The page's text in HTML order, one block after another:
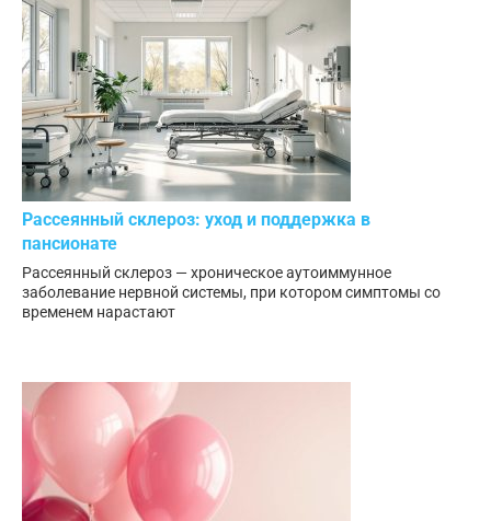
Рассеянный склероз: уход и поддержка в
пансионате
Рассеянный склероз — хроническое аутоиммунное
заболевание нервной системы, при котором симптомы со
временем нарастают